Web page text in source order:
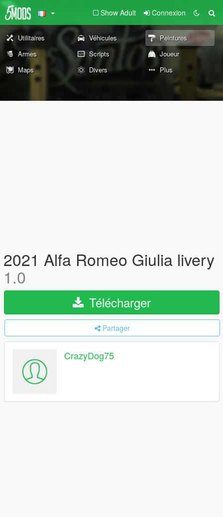
Show Adult Connexion
Utilitaires Véhicules
Peintures
Armes
Scripts
Joueur
Maps
Divers Plus
2021 Alfa Romeo Giulia livery
1.0
Télécharger
Partager
CrazyDog75